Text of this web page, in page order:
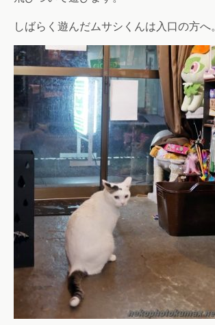
しばらく遊んだムサシくんは入口の方へ。